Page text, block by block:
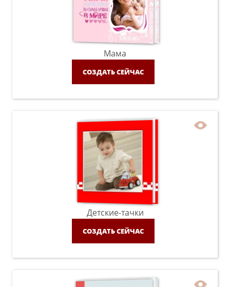
Мама
СОЗДАТЬ СЕЙЧАС
Детские-тачки
СОЗДАТЬ СЕЙЧАС